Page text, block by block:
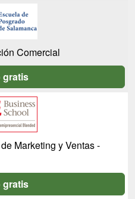
Comercial
gratis
Marketing y Ventas -
gratis